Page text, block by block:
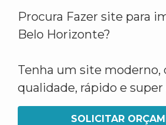
Procura Fazer site para
Belo Horizonte?
Tenha um site moderno,
qualidade, rápido e
SOLICITAR